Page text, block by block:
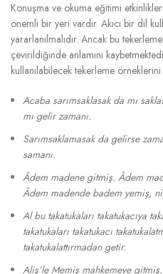
Konuşma ve okuma eğitimi
önemli bir yeri vardır. Akıcı bir dil
yararlanılmalıdır. Ancak bu
çevirildiğinde anlamını
kullanılabilecek tekerleme
Acaba sarımsaklasak da mı
mı gelir zamanı.
Sarımsaklamasak da gelirse
samanı.
Âdem madene gitmiş. Âdem
Âdem madende badem yemiş,
Al bu takatukaları takatukacıya
takatukaları takatukacı
takatukalattırmadan getir.
Aliş’le Memiş mahkemeye